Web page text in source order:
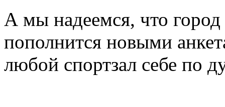
А мы надеемся, что
пополнится новыми
любой спортзал себе по